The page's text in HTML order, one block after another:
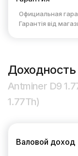
Официальная
Гарантія від
Доходность
Antminer D9
1.77Th)
Валовой доход